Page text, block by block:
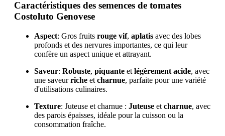
Caractéristiques des semences de tomates
Costoluto Genovese
Aspect: Gros fruits rouge vif, aplatis avec des lobes
profonds et des nervures importantes, ce qui leur
confère un aspect unique et attrayant.
Saveur: Robuste, piquante et légèrement acide, avec
une saveurriche et charnue, parfaite pour une variété
d'utilisations culinaires.
Texture: Juteuse et charnue : Juteuse et charnue, avec
des parois épaisses, idéale pour la cuisson ou la
consommation fraîche.